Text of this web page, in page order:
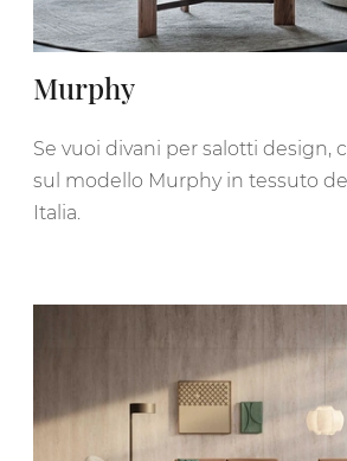
Murphy
Se vuoi divani per salotti design,
sul modello Murphy in tessuto
Italia.